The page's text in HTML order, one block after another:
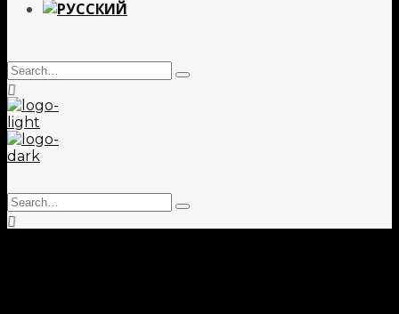
Search
for:
Type
Search
for:
Type